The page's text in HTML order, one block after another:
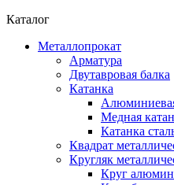
Каталог
Металлопрокат
Арматура
Двутавровая балка
Катанка
Медная
Катанка
Квадрат
Кругляк
Круг